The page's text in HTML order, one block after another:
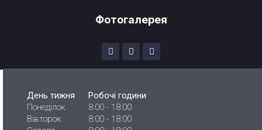
Фотогалерея
День тижня
Робочі години
Понеділок
8:00 - 18:00
Вівторок
8:00 - 18:00